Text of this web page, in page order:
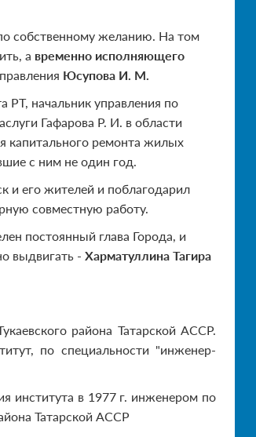
собственному желанию. На том
а временно исполняющего
Юсупова И. М.
РТ, начальник управления по
Гафарова Р. И. в области
капитального ремонта жилых
с ним не один год.
и его жителей и поблагодарил
совместную работу.
постоянный глава Города, и
выдвигать - Харматуллина Тагира
района Татарской АССР.
по специальности "инженер-
института в 1977 г. инженером по
Татарской АССР